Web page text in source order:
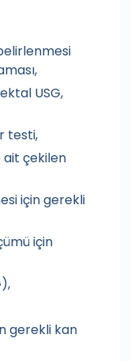
USG,
testi,
ait çekilen
için gerekli
için
gerekli kan